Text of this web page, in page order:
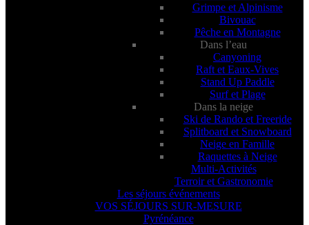
Grimpe et Alpinisme
Bivouac
Pêche en Montagne
Dans l’eau
Canyoning
Raft et Eaux-Vives
Stand Up Paddle
Surf et Plage
Dans la neige
Ski de Rando et Freeride
Splitboard et Snowboard
Neige en Famille
Raquettes à Neige
Multi-Activités
Terroir et Gastronomie
Les séjours événements
VOS SÉJOURS SUR-MESURE
Pyrénéance